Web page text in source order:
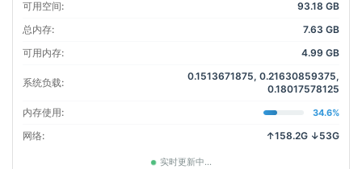
可用空间:
93.18 GB
总内存:
7.63 GB
可用内存:
4.99 GB
系统负载:
0.1513671875, 0.21630859375,
0.18017578125
内存使用:
34.6%
网络: ↑158.2G ↓53G
实时更新中...